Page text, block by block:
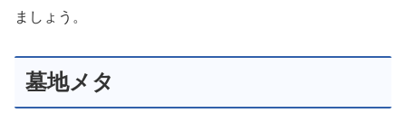
ましょう。
墓地メタ